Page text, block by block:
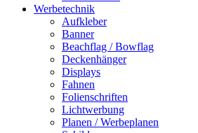
Werbetechnik
Aufkleber
Banner
Beachflag / Bowflag
Deckenhänger
Displays
Fahnen
Folienschriften
Lichtwerbung
Planen / Werbeplanen